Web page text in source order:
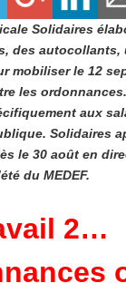
Solidaires
des autocollants,
mobiliser le 12
les
aux
Solidaires
le 30 août en
du MEDEF.
2…